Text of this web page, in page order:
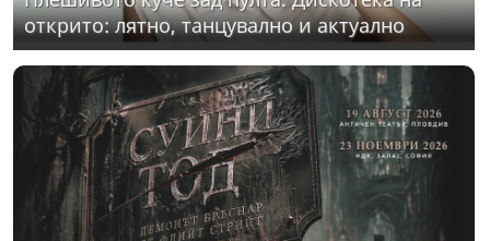
открито: лятно, танцувално и актуално